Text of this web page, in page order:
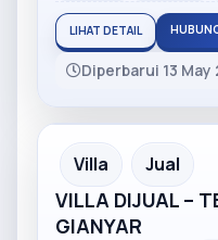
LIHAT DETAIL
Diperbarui 13 May
Partner Ad
Villa Jual
VILLA DIJUAL –
GIANYAR